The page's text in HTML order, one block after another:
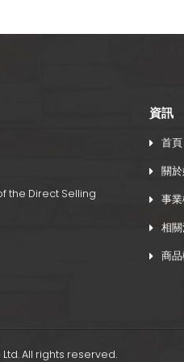
the Direct Selling
資訊
首頁
關
事
相
商
All rights reserved.